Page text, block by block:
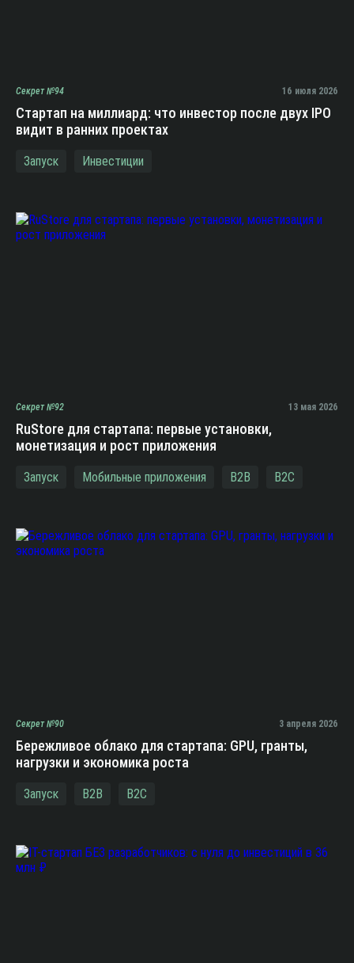
Секрет №94 16 июля 2026
Стартап на миллиард: что инвестор после двух IPO
видит в ранних проектах
Запуск Инвестиции
Секрет №92 13 мая 2026
RuStore для стартапа: первые установки,
монетизация и рост приложения
Запуск Мобильные приложения B2B B2C
Секрет №90 3 апреля 2026
Бережливое облако для стартапа: GPU, гранты,
нагрузки и экономика роста
Запуск B2B B2C